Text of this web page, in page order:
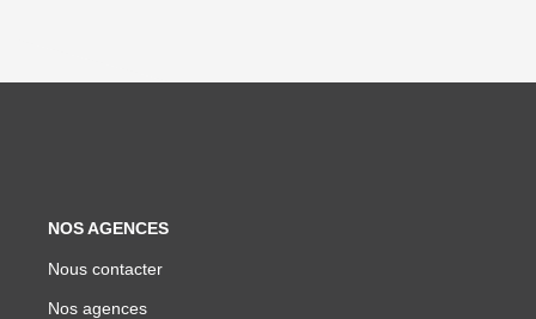
NOS AGENCES
Nous contacter
Nos agences